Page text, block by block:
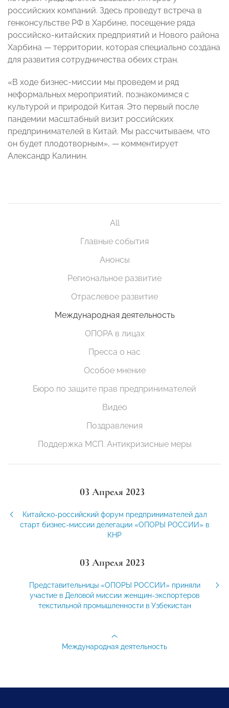
российских компаний. Здесь проведут встреча в
генконсульстве РФ в Харбине, посещение ряда
российско-китайских предприятий и Нового района
Харбина — территории, которая специально создана
для развития сотрудничества обеих стран.
«В ходе бизнес-миссии мы проведем и ряд
неформальных мероприятий, познакомимся с
культурой и природой Китая. Это первый после
пандемии масштабный визит российских
предпринимателей в Китай. Мы рассчитываем, что
он будет плодотворным», — комментирует
Александр Калинин.
All
Главные события
Анонсы
Региональное развитие
Отраслевое развитие
Международная деятельность
ОПОРА в лицах
Пресса о нас
Особое мнение
Бюро по защите прав предпринимателей
Видео
Поздравления
Поддержка МСП. Антикризисные меры
03 Апреля 2023
Китайско-российский форум предпринимателей дал
старт бизнес-миссии делегации «ОПОРЫ РОССИИ» в
КНР
03 Апреля 2023
Представительницы «ОПОРЫ РОССИИ» приняли
участие в Деловой миссии женщин-экспортеров
текстильной промышленности в Узбекистан
Международная деятельность